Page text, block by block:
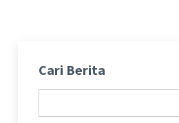
Cari Berita